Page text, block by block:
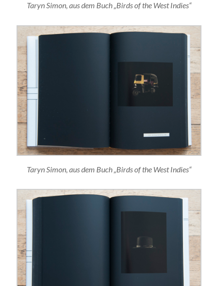
Taryn Simon, aus dem Buch „Birds of the West Indies“
Taryn Simon, aus dem Buch „Birds of the West Indies“